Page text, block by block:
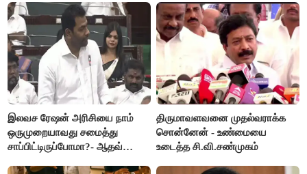
இலவச ரேஷன் அரிசியை நாம்
ஒருமுறையாவது சமைத்து
சாப்பிட்டிருப்போமா?- ஆதவ்
திருமாவளவனை முதல்வராக்க
சொன்னேன் - உண்மையை
உடைத்த சி.வி.சண்முகம்